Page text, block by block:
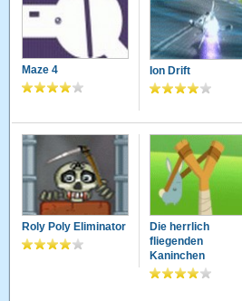
Maze 4 Ion Drift
Roly Poly Eliminator
Die herrlich
fliegenden
Kaninchen